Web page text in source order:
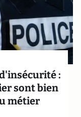
:
sont bien
métier